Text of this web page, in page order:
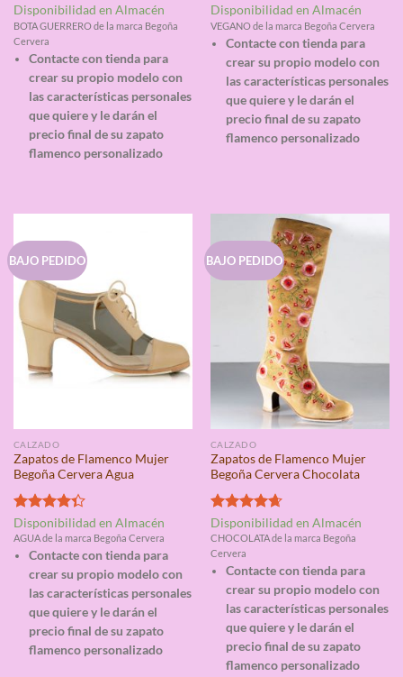
Valorado
con4.67
de 5
Disponibilidad en Almacén
BOTA GUERRERO de la marca Begoña
Cervera
Contacte con tienda para
crear su propio modelo con
las características personales
que quiere y le darán el
precio final de su zapato
flamenco personalizado
Valorado
con4.67
de 5
Disponibilidad en Almacén
VEGANO de la marca Begoña Cervera
Contacte con tienda para
crear su propio modelo con
las características personales
que quiere y le darán el
precio final de su zapato
flamenco personalizado
BAJO PEDIDO
CALZADO
Zapatos de Flamenco Mujer
Begoña Cervera Agua
Valorado
con4.33
de 5
Disponibilidad en Almacén
AGUA de la marca Begoña Cervera
Contacte con tienda para
crear su propio modelo con
las características personales
que quiere y le darán el
precio final de su zapato
flamenco personalizado
BAJO PEDIDO
CALZADO
Zapatos de Flamenco Mujer
Begoña Cervera Chocolata
Valorado
con4.67
de 5
Disponibilidad en Almacén
CHOCOLATA de la marca Begoña
Cervera
Contacte con tienda para
crear su propio modelo con
las características personales
que quiere y le darán el
precio final de su zapato
flamenco personalizado